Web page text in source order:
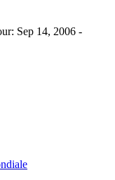
Sep 14, 2006 -